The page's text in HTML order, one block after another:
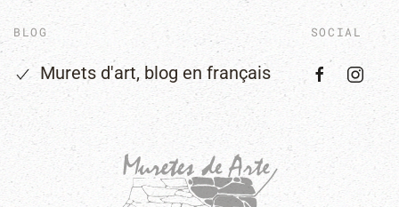
BLOG
Murets d'art, blog en français
SOCIAL